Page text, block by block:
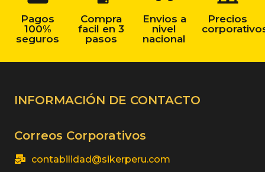
Pagos
100%
seguros
Compra
facil en 3
pasos
Envios a
nivel
nacional
Precios
INFORMACIÓN DE CONTACTO
Correos Corporativos
contabilidad@sikerperu.com